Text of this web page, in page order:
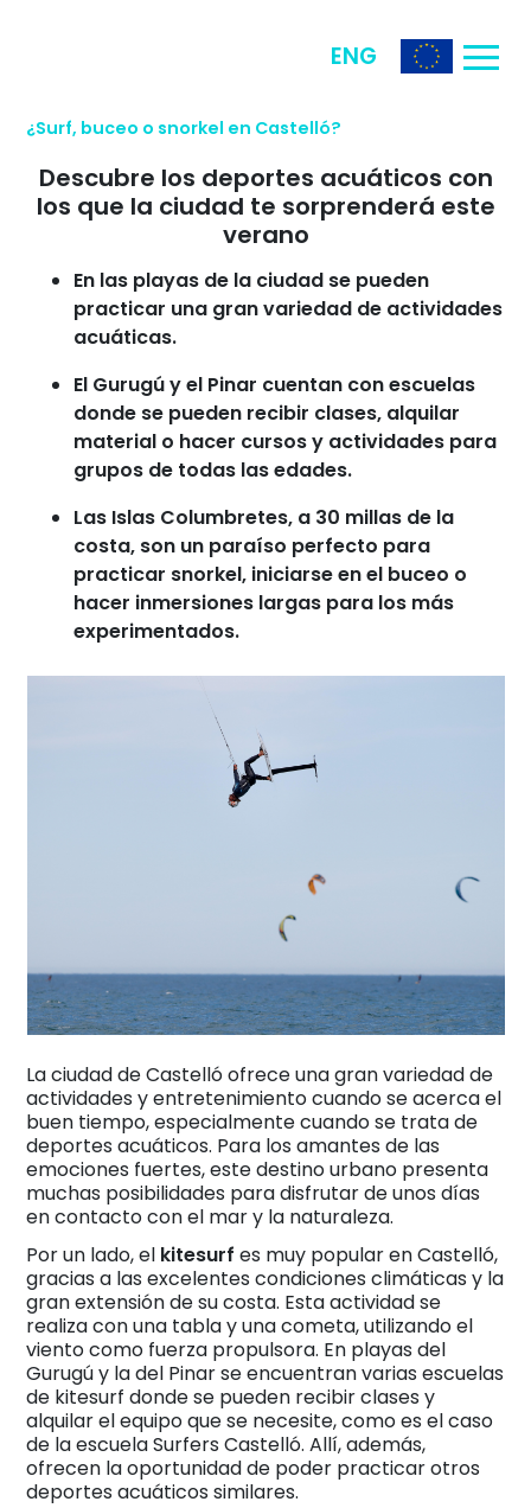
ENG
¿Surf, buceo o snorkel en Castelló?
Descubre los deportes acuáticos con
los que la ciudad te sorprenderá este
verano
En las playas de la ciudad se pueden
practicar una gran variedad de actividades
acuáticas.
El Gurugú y el Pinar cuentan con escuelas
donde se pueden recibir clases, alquilar
material o hacer cursos y actividades para
grupos de todas las edades.
Las Islas Columbretes, a 30 millas de la
costa, son un paraíso perfecto para
practicar snorkel, iniciarse en el buceo o
hacer inmersiones largas para los más
experimentados.
La ciudad de Castelló ofrece una gran variedad de
actividades y entretenimiento cuando se acerca el
buen tiempo, especialmente cuando se trata de
deportes acuáticos. Para los amantes de las
emociones fuertes, este destino urbano presenta
muchas posibilidades para disfrutar de unos días
en contacto con el mar y la naturaleza.
Por un lado, el kitesurf es muy popular en Castelló,
gracias a las excelentes condiciones climáticas y la
gran extensión de su costa. Esta actividad se
realiza con una tabla y una cometa, utilizando el
viento como fuerza propulsora. En playas del
Gurugú y la del Pinar se encuentran varias escuelas
de kitesurf donde se pueden recibir clases y
alquilar el equipo que se necesite, como es el caso
de la escuela Surfers Castelló. Allí, además,
ofrecen la oportunidad de poder practicar otros
deportes acuáticos similares.